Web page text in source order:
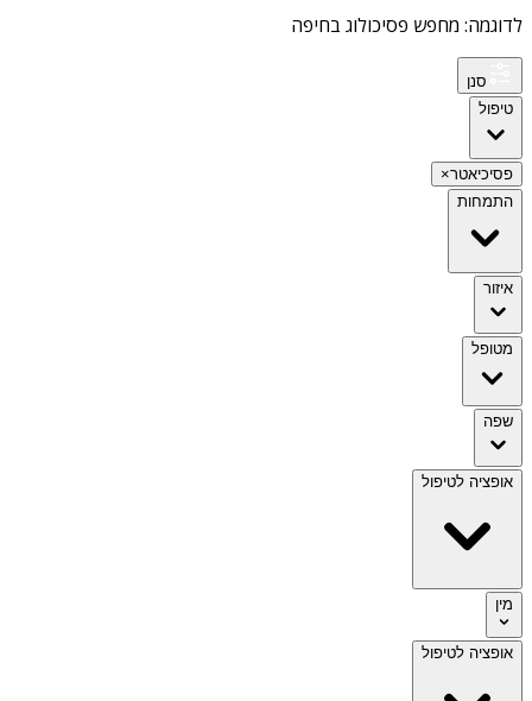
לדוגמה: מחפש פסיכולוג בחיפה
סנן
טיפול
פסיכיאטר×
התמחות
איזור
מטופל
שפה
אופציה לטיפול
מין
אופציה לטיפול